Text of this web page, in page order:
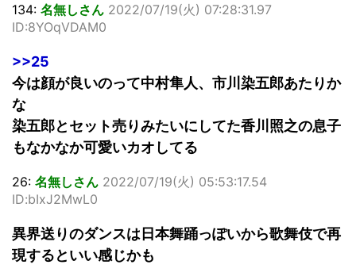
134: 名無しさん 2022/07/19(火) 07:28:31.97
ID:8YOqVDAM0
>>25
今は顔が良いのって中村隼人、市川染五郎あたりか
な
染五郎とセット売りみたいにしてた香川照之の息子
もなかなか可愛いカオしてる
26: 名無しさん 2022/07/19(火) 05:53:17.54
ID:bIxJ2MwL0
異界送りのダンスは日本舞踊っぽいから歌舞伎で再
現するといい感じかも